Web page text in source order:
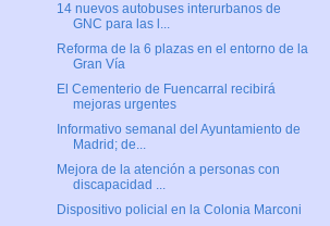
14 nuevos autobuses interurbanos de
GNC para las l...
Reforma de la 6 plazas en el entorno de la
Gran Vía
El Cementerio de Fuencarral recibirá
mejoras urgentes
Informativo semanal del Ayuntamiento de
Madrid; de...
Mejora de la atención a personas con
discapacidad ...
Dispositivo policial en la Colonia Marconi